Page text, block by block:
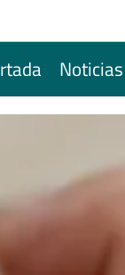
Noticias